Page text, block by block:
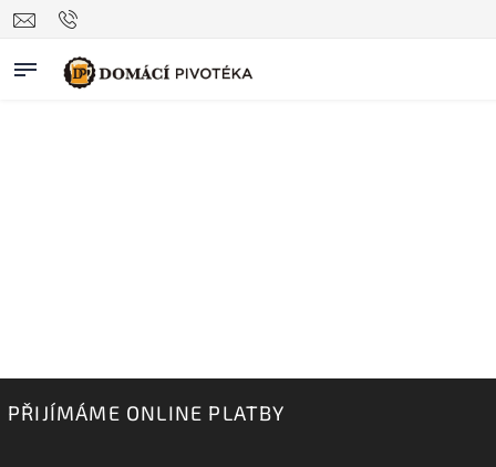
PŘIJÍMÁME ONLINE PLATBY